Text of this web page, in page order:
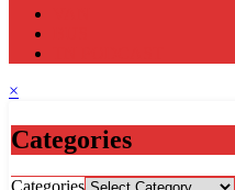
×
Categories